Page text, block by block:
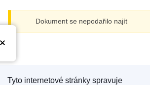
Dokument se nepodařilo najít
Tyto internetové stránky spravuje